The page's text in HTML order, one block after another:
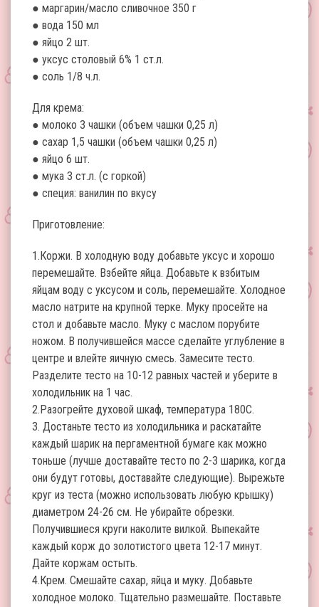
● маргарин/масло сливочное 350 г
● вода 150 мл
● яйцо 2 шт.
● уксус столовый 6% 1 ст.л.
● соль 1/8 ч.л.
Для крема:
● молоко 3 чашки (объем чашки 0,25 л)
● сахар 1,5 чашки (объем чашки 0,25 л)
● яйцо 6 шт.
● мука 3 ст.л. (с горкой)
● специя: ванилин по вкусу
Приготовление:
1.Коржи. В холодную воду добавьте уксус и хорошо
перемешайте. Взбейте яйца. Добавьте к взбитым
яйцам воду с уксусом и соль, перемешайте. Холодное
масло натрите на крупной терке. Муку просейте на
стол и добавьте масло. Муку с маслом порубите
ножом. В получившейся массе сделайте углубление в
центре и влейте яичную смесь. Замесите тесто.
Разделите тесто на 10-12 равных частей и уберите в
холодильник на 1 час.
2.Разогрейте духовой шкаф, температура 180С.
3. Достаньте тесто из холодильника и раскатайте
каждый шарик на пергаментной бумаге как можно
тоньше (лучше доставайте тесто по 2-3 шарика, когда
они будут готовы, доставайте следующие). Вырежьте
круг из теста (можно использовать любую крышку)
диаметром 24-26 см. Не убирайте обрезки.
Получившиеся круги наколите вилкой. Выпекайте
каждый корж до золотистого цвета 12-17 минут.
Дайте коржам остыть.
4.Крем. Смешайте сахар, яйца и муку. Добавьте
холодное молоко. Тщательно размешайте. Поставьте